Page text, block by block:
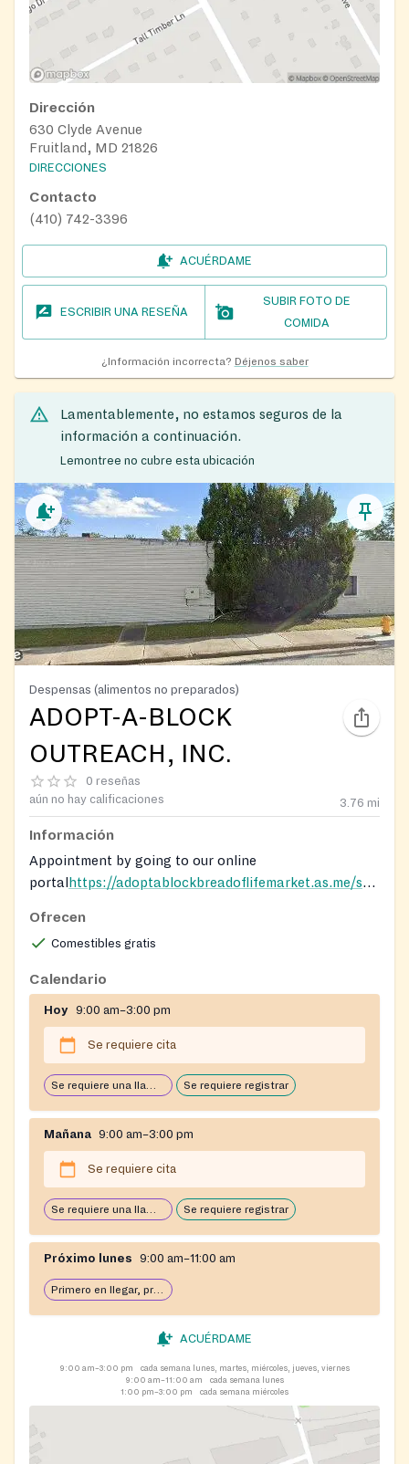
Dirección
630 Clyde Avenue
Fruitland, MD 21826
DIRECCIONES
Contacto
(410) 742-3396
ACUÉRDAME
ESCRIBIR UNA RESEÑA
SUBIR FOTO DE
COMIDA
¿Información incorrecta? Déjenos saber
Lamentablemente, no estamos seguros de la
información a continuación.
Lemontree no cubre esta ubicación
Despensas (alimentos no preparados)
ADOPT-A-BLOCK
OUTREACH, INC.
0 reseñas
aún no hay calificaciones
3.76 mi
Información
Appointment by going to our online
portal https://adoptablockbreadoflifemarket.as.me/
Ofrecen
Comestibles gratis
Calendario
Hoy 9:00 am–3:00 pm
Se requiere cita
Se requiere una llamada telefónica previa para los servicios. Se requiere registrar
Mañana 9:00 am–3:00 pm
Se requiere cita
Se requiere una llamada telefónica previa para los servicios. Se requiere registrar
Próximo lunes 9:00 am–11:00 am
Primero en llegar, primero en servir: abierto hasta que se acabe la comida
ACUÉRDAME
9:00 am–3:00 pm
cada semana lunes, martes, miércoles, jueves, viernes
9:00 am–11:00 am
cada semana lunes
1:00 pm–3:00 pm
cada semana miércoles